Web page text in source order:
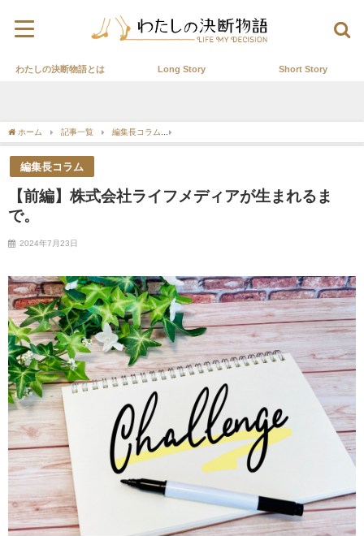
わたしの決断物語とは Long Story Short Story
ホーム 記事一覧 編集長コラム
編集長コラム
【前編】株式会社ライフメディアが生まれるま
で。
2024年7月23日